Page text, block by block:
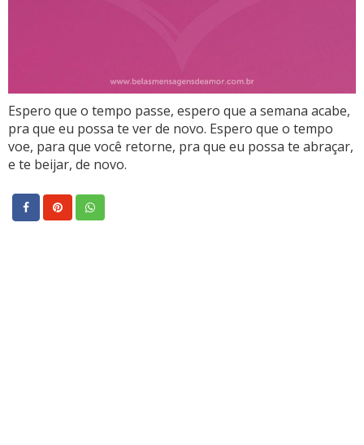
Espero que o tempo passe, espero que a semana acabe,
pra que eu possa te ver de novo. Espero que o tempo
voe, para que você retorne, pra que eu possa te abraçar,
e te beijar, de novo.